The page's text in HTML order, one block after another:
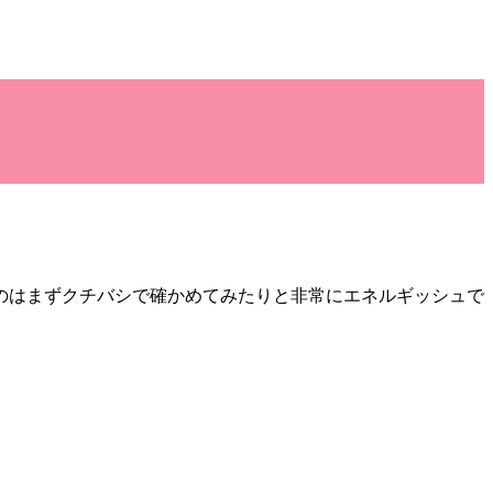
まずクチバシで確かめてみたりと非常にエネルギッシュで